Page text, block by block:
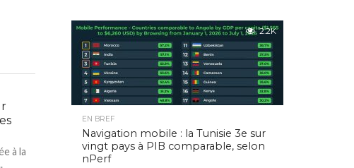
à la
2.2K
EN BREF
Navigation mobile : la Tunisie 3e sur
vingt pays à PIB comparable, selon
nPerf